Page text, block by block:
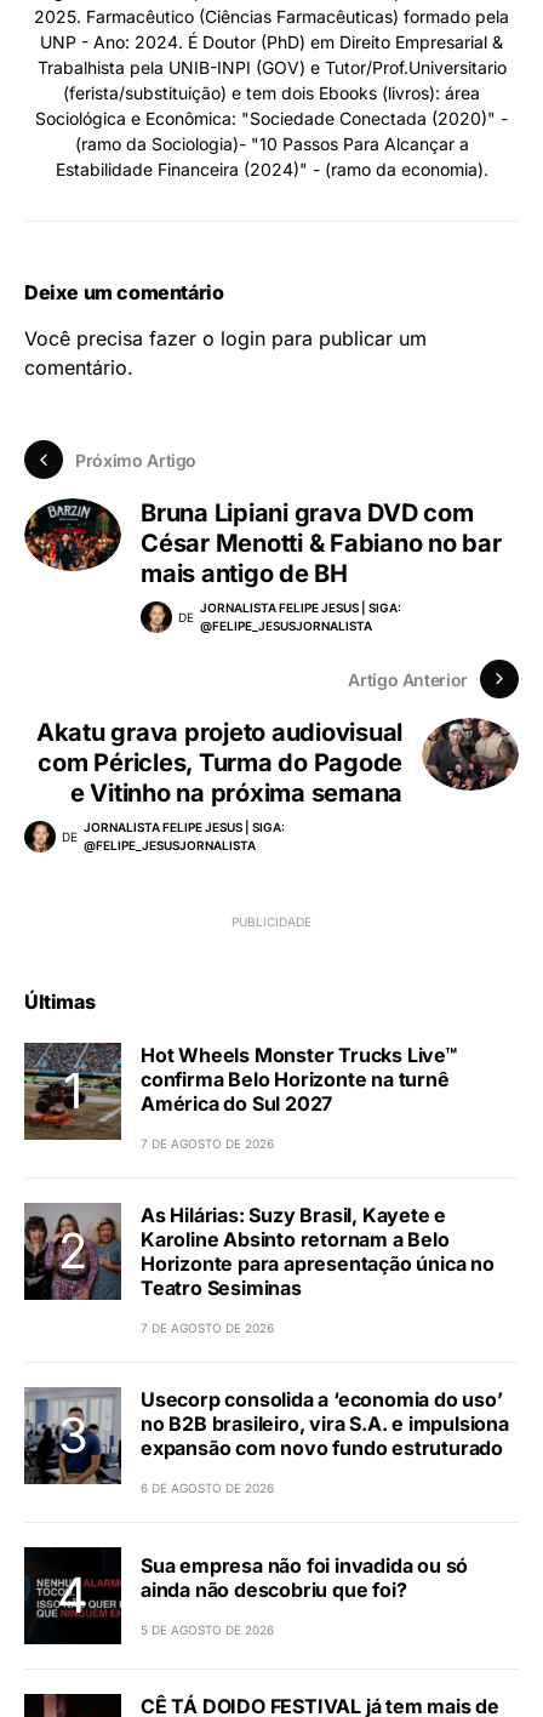
2025. Farmacêutico (Ciências Farmacêuticas) formado pela
UNP - Ano: 2024. É Doutor (PhD) em Direito Empresarial &
Trabalhista pela UNIB-INPI (GOV) e Tutor/Prof.Universitario
(ferista/substituição) e tem dois Ebooks (livros): área
Sociológica e Econômica: "Sociedade Conectada (2020)" -
(ramo da Sociologia)- "10 Passos Para Alcançar a
Estabilidade Financeira (2024)" - (ramo da economia).
Deixe um comentário
Você precisa fazer o login para publicar um
comentário.
Próximo Artigo
Bruna Lipiani grava DVD com
César Menotti & Fabiano no bar
mais antigo de BH
DE
JORNALISTA FELIPE JESUS | SIGA:
@FELIPE_JESUSJORNALISTA
Artigo Anterior
Akatu grava projeto audiovisual
com Péricles, Turma do Pagode
e Vitinho na próxima semana
DE
JORNALISTA FELIPE JESUS | SIGA:
@FELIPE_JESUSJORNALISTA
Últimas
Hot Wheels Monster Trucks Live™
confirma Belo Horizonte na turnê
América do Sul 2027
7 DE AGOSTO DE 2026
As Hilárias: Suzy Brasil, Kayete e
Karoline Absinto retornam a Belo
Horizonte para apresentação única no
Teatro Sesiminas
7 DE AGOSTO DE 2026
Usecorp consolida a ‘economia do uso’
no B2B brasileiro, vira S.A. e impulsiona
expansão com novo fundo estruturado
6 DE AGOSTO DE 2026
Sua empresa não foi invadida ou só
ainda não descobriu que foi?
5 DE AGOSTO DE 2026
CÊ TÁ DOIDO FESTIVAL já tem mais de